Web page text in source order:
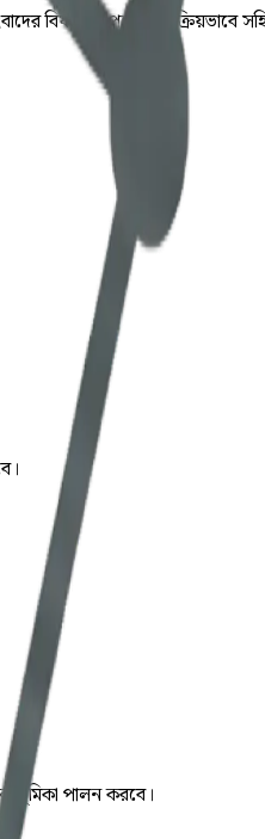
বিষয়বস্তু পড়ে স্বয়ংক্রিয়ভাবে
ভূমিকা পালন করবে।